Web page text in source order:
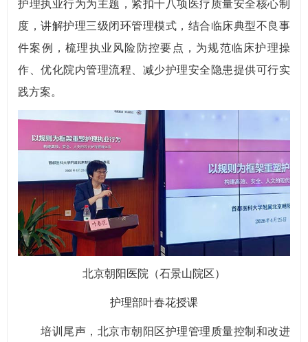
护理执业行为为主题，紧扣十八项医疗质量安全核心制
度，讲解护理三级闭环管理模式，结合临床典型不良事
件案例，梳理执业风险防控要点，为规范临床护理操
作、优化院内管理流程、减少护理安全隐患提供可行实
践方案。
北京朝阳医院（石景山院区）
护理部叶春花授课
培训尾声，北京市朝阳区护理管理质量控制和改进